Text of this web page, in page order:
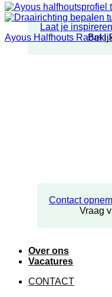
Laat je inspireren
Contact
Vraag
Over ons
Vacatures
CONTACT
Ayous Halfhouts Rabat |